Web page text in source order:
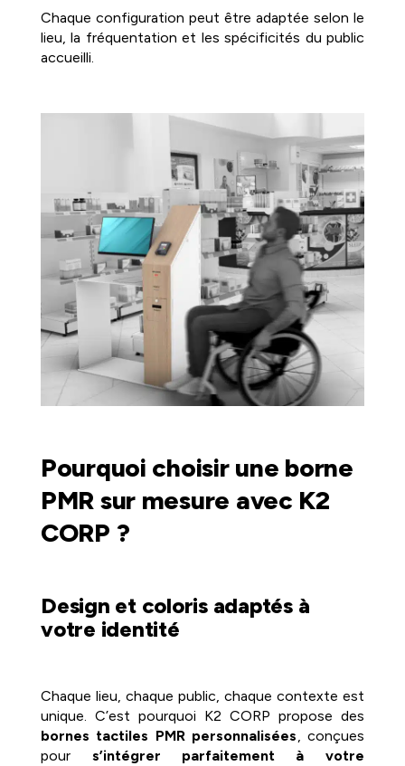
Chaque configuration peut être adaptée selon le
lieu, la fréquentation et les spécificités du public
accueilli.
Pourquoi choisir une borne
PMR sur mesure avec K2
CORP ?
Design et coloris adaptés à
votre identité
Chaque lieu, chaque public, chaque contexte est
unique. C’est pourquoi K2 CORP propose des
bornes tactiles PMR personnalisées, conçues
pour s’intégrer parfaitement à votre